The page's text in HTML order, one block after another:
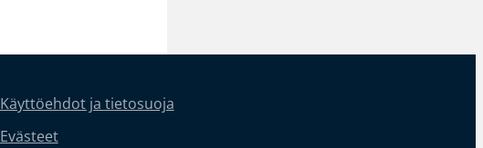
Käyttöehdot ja tietosuoja
Evästeet